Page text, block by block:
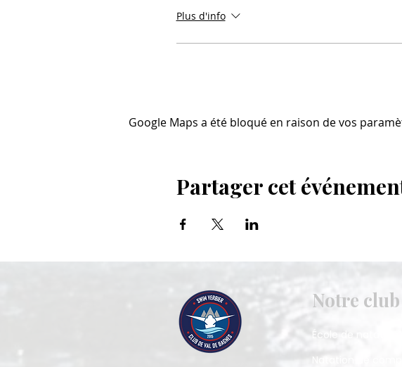
Plus d'info
Google Maps a été bloqué en raison de vos
Partager cet
Notre club
École de natation
Natation de